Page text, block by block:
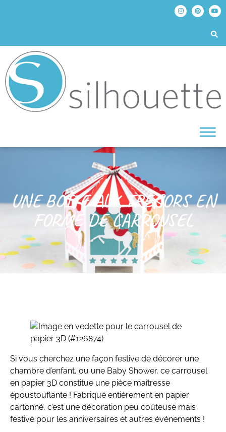
UNE BOÎTE AUX TRÉSORS EN
FORME DE CARROUSEL
Si vous cherchez une façon festive de décorer une
chambre d’enfant, ou une Baby Shower, ce carrousel
en papier 3D constitue une pièce maîtresse
époustouflante ! Fabriqué entièrement en papier
cartonné, c’est une décoration peu coûteuse mais
festive pour les anniversaires et autres événements !